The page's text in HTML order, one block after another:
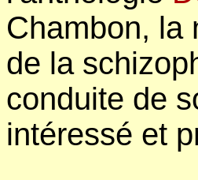
Chambon, la
de la
conduite de
intéressé et